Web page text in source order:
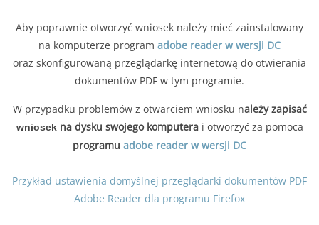
Aby poprawnie otworzyć wniosek należy mieć zainstalowany
na komputerze program adobe reader w wersji DC
oraz skonfigurowaną przeglądarkę internetową do otwierania
dokumentów PDF w tym programie.
W przypadku problemów z otwarciem wniosku należy zapisać
wniosekna dysku swojego komputerai otworzyć za pomoca
programu adobe reader w wersji DC
Przykład ustawienia domyślnej przeglądarki dokumentów PDF
Adobe Reader dla programu Firefox